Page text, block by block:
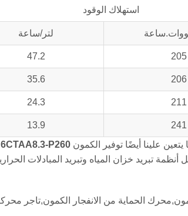
استهلاك الوقود
لتر/ساعة
205
47.2
206
35.6
211
24.3
241
13.9
علينا أيضًا توفير الكمون 6CTAA8.3-P260
تبريد خزان المياه وتبريد المبادلات
الحماية من الانفجار الكمون,تاجر